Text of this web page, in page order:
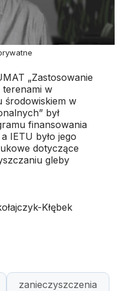
„Zastosowanie
w
środowiskiem w
był
finansowania
IETU było jego
dotyczące
gleby
Kłębek
zanieczyszczenia